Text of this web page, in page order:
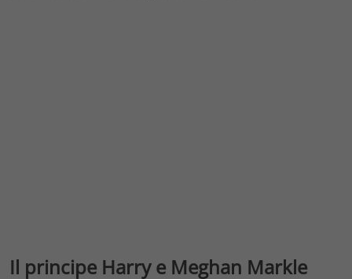
Il principe Harry e Meghan Markle